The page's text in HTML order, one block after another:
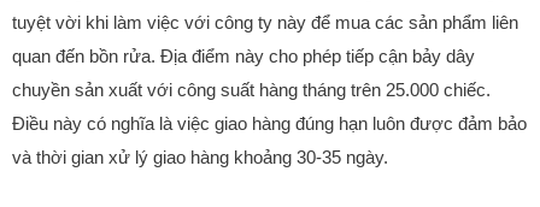
tuyệt vời khi làm việc với công ty này để mua các sản phẩm liên
quan đến bồn rửa. Địa điểm này cho phép tiếp cận bảy dây
chuyền sản xuất với công suất hàng tháng trên 25.000 chiếc.
Điều này có nghĩa là việc giao hàng đúng hạn luôn được đảm bảo
và thời gian xử lý giao hàng khoảng 30-35 ngày.